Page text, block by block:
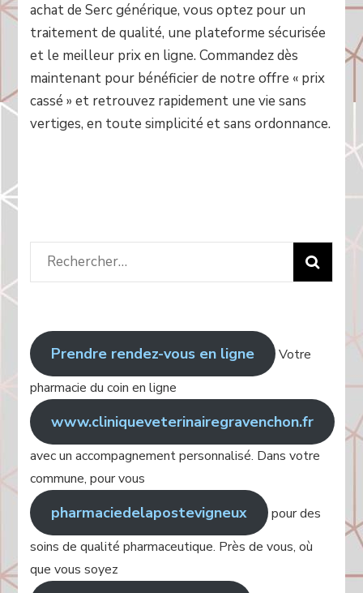
achat de Serc générique, vous optez pour un
traitement de qualité, une plateforme sécurisée
et le meilleur prix en ligne. Commandez dès
maintenant pour bénéficier de notre offre « prix
cassé » et retrouvez rapidement une vie sans
vertiges, en toute simplicité et sans ordonnance.
Rechercher
:
Prendre rendez-vous en ligne
Votre
pharmacie du coin en ligne
www.cliniqueveterinairegravenchon.fr
avec un accompagnement personnalisé. Dans votre
commune, pour vous
pharmaciedelapostevigneux
pour des
soins de qualité pharmaceutique. Près de vous, où
que vous soyez